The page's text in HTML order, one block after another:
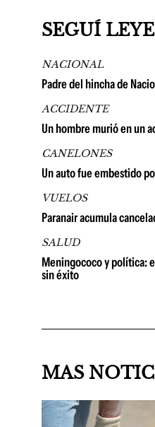
SEGUÍ
NACIONAL
Padre del hincha de
ACCIDENTE
Un hombre murió en un
CANELONES
Un auto fue embestido
VUELOS
Paranair acumula
SALUD
Meningococo y política:
sin éxito
MAS